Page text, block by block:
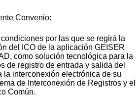
Convenio:
por las que se regirá la
del ICO de la aplicación GEISER
como solución tecnológica para la
de registro de entrada y salida del
la interconexión electrónica de su
de Interconexión de Registros y el
Común.